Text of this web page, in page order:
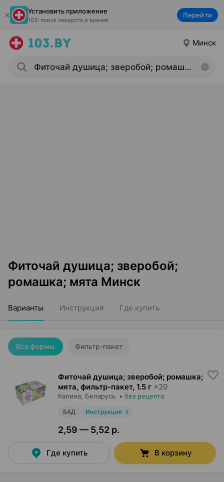
Установить приложение
103: поиск лекарств и врачей
Перейти
Минск
Фиточай душица; зверобой;
ромашка; мята Минск
Варианты Инструкция Где купить
Все формы Фильтр-пакет
Фиточай душица; зверобой; ромашка;
мята, фильтр-пакет, 1.5 г ×20
Калина , Беларусь • без рецепта
БАД Инструкция
2,59 — 5,52 р.
Где купить В корзину